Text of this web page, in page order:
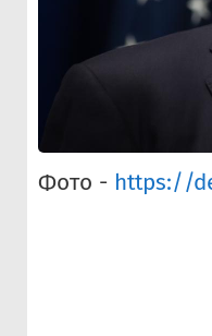
Фото - https://